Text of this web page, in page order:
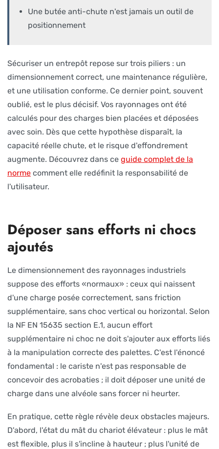
Une butée anti-chute n'est jamais un outil de
positionnement
Sécuriser un entrepôt repose sur trois piliers : un
dimensionnement correct, une maintenance régulière,
et une utilisation conforme. Ce dernier point, souvent
oublié, est le plus décisif. Vos rayonnages ont été
calculés pour des charges bien placées et déposées
avec soin. Dès que cette hypothèse disparaît, la
capacité réelle chute, et le risque d'effondrement
augmente. Découvrez dans ce guide complet de la
norme comment elle redéfinit la responsabilité de
l'utilisateur.
Déposer sans efforts ni chocs
ajoutés
Le dimensionnement des rayonnages industriels
suppose des efforts «normaux» : ceux qui naissent
d'une charge posée correctement, sans friction
supplémentaire, sans choc vertical ou horizontal. Selon
la NF EN 15635 section E.1, aucun effort
supplémentaire ni choc ne doit s'ajouter aux efforts liés
à la manipulation correcte des palettes. C'est l'énoncé
fondamental : le cariste n'est pas responsable de
concevoir des acrobaties ; il doit déposer une unité de
charge dans une alvéole sans forcer ni heurter.
En pratique, cette règle révèle deux obstacles majeurs.
D'abord, l'état du mât du chariot élévateur : plus le mât
est flexible, plus il s'incline à hauteur ; plus l'unité de